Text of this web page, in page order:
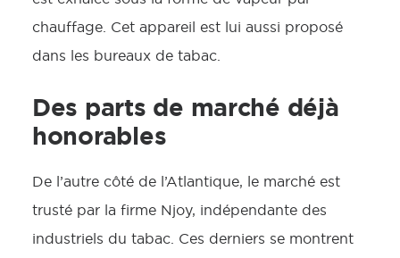
chauffage. Cet appareil est lui aussi proposé
dans les bureaux de tabac.
Des parts de marché déjà
honorables
De l’autre côté de l’Atlantique, le marché est
trusté par la firme Njoy, indépendante des
industriels du tabac. Ces derniers se montrent